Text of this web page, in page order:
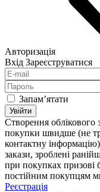
Авторизація
Вхід Зареєструватися
Запам’ятати
Увійти
Створення облікового
покупки швидше (не
контактну
закази, зроблені
при покупках
постійним покупцям
Реєстрація